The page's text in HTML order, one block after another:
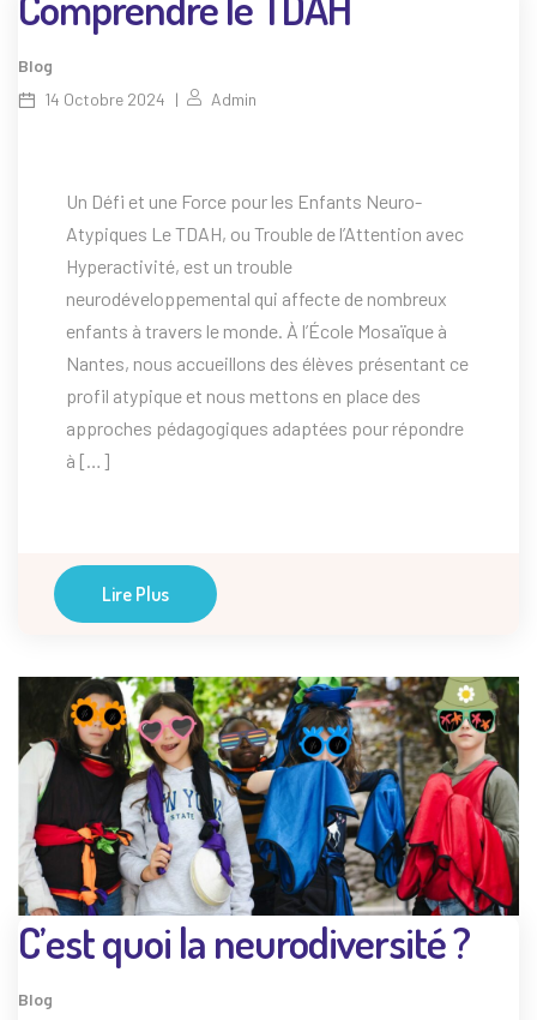
Blog
14 Octobre 2024
Admin
Un Défi et une Force pour les Enfants Neuro-
Atypiques Le TDAH, ou Trouble de l’Attention avec
Hyperactivité, est un trouble
neurodéveloppemental qui affecte de nombreux
enfants à travers le monde. À l’École Mosaïque à
Nantes, nous accueillons des élèves présentant ce
profil atypique et nous mettons en place des
approches pédagogiques adaptées pour répondre
à […]
Lire Plus
C’est quoi la neurodiversité ?
Blog